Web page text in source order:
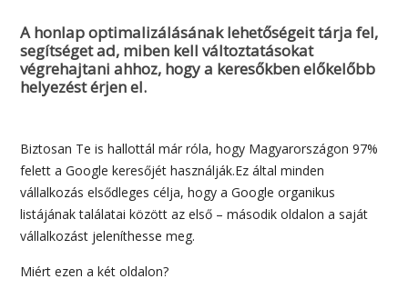
A honlap optimalizálásának lehetőségeit tárja fel,
segítséget ad, miben kell változtatásokat
végrehajtani ahhoz, hogy a keresőkben előkelőbb
helyezést érjen el.
Biztosan Te is hallottál már róla, hogy Magyarországon 97%
felett a Google keresőjét használják.Ez által minden
vállalkozás elsődleges célja, hogy a Google organikus
listájának találatai között az első – második oldalon a saját
vállalkozást jeleníthesse meg.
Miért ezen a két oldalon?